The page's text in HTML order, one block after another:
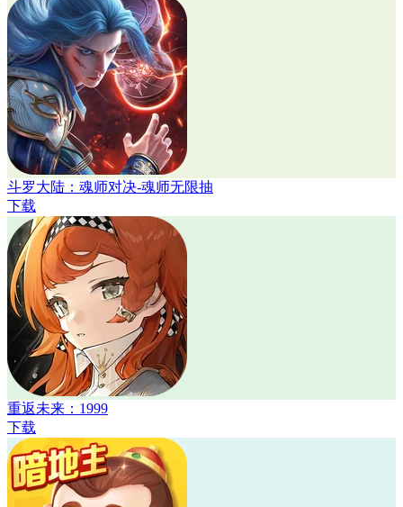
斗罗大陆：魂师对决-魂师无限抽
下载
重返未来：1999
下载